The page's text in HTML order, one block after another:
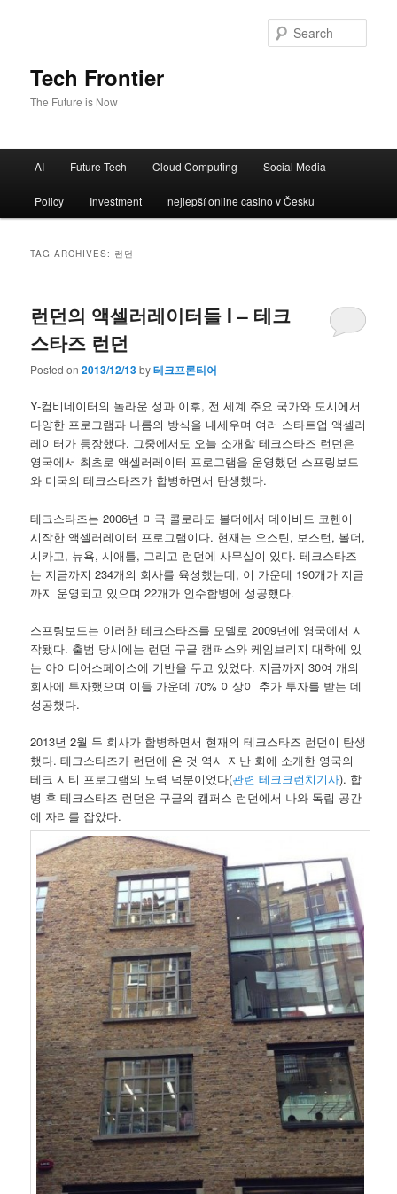
Tech Frontier
The Future is Now
Skip to primary content
Skip to secondary content
AI Future Tech Cloud Computing Social Media
Policy Investment nejlepší online casino v Česku
TAG ARCHIVES: 런던
런던의 액셀러레이터들 I – 테크
스타즈 런던
Posted on2013/12/13by테크프론티어
Y-컴비네이터의 놀라운 성과 이후, 전 세계 주요 국가와 도시에서
다양한 프로그램과 나름의 방식을 내세우며 여러 스타트업 액셀러
레이터가 등장했다. 그중에서도 오늘 소개할 테크스타즈 런던은
영국에서 최초로 액셀러레이터 프로그램을 운영했던 스프링보드
와 미국의 테크스타즈가 합병하면서 탄생했다.
테크스타즈는 2006년 미국 콜로라도 볼더에서 데이비드 코헨이
시작한 액셀러레이터 프로그램이다. 현재는 오스틴, 보스턴, 볼더,
시카고, 뉴욕, 시애틀, 그리고 런던에 사무실이 있다. 테크스타즈
는 지금까지 234개의 회사를 육성했는데, 이 가운데 190개가 지금
까지 운영되고 있으며 22개가 인수합병에 성공했다.
스프링보드는 이러한 테크스타즈를 모델로 2009년에 영국에서 시
작됐다. 출범 당시에는 런던 구글 캠퍼스와 케임브리지 대학에 있
는 아이디어스페이스에 기반을 두고 있었다. 지금까지 30여 개의
회사에 투자했으며 이들 가운데 70% 이상이 추가 투자를 받는 데
성공했다.
2013년 2월 두 회사가 합병하면서 현재의 테크스타즈 런던이 탄생
했다. 테크스타즈가 런던에 온 것 역시 지난 회에 소개한 영국의
테크 시티 프로그램의 노력 덕분이었다(관련 테크크런치기사). 합
병 후 테크스타즈 런던은 구글의 캠퍼스 런던에서 나와 독립 공간
에 자리를 잡았다.